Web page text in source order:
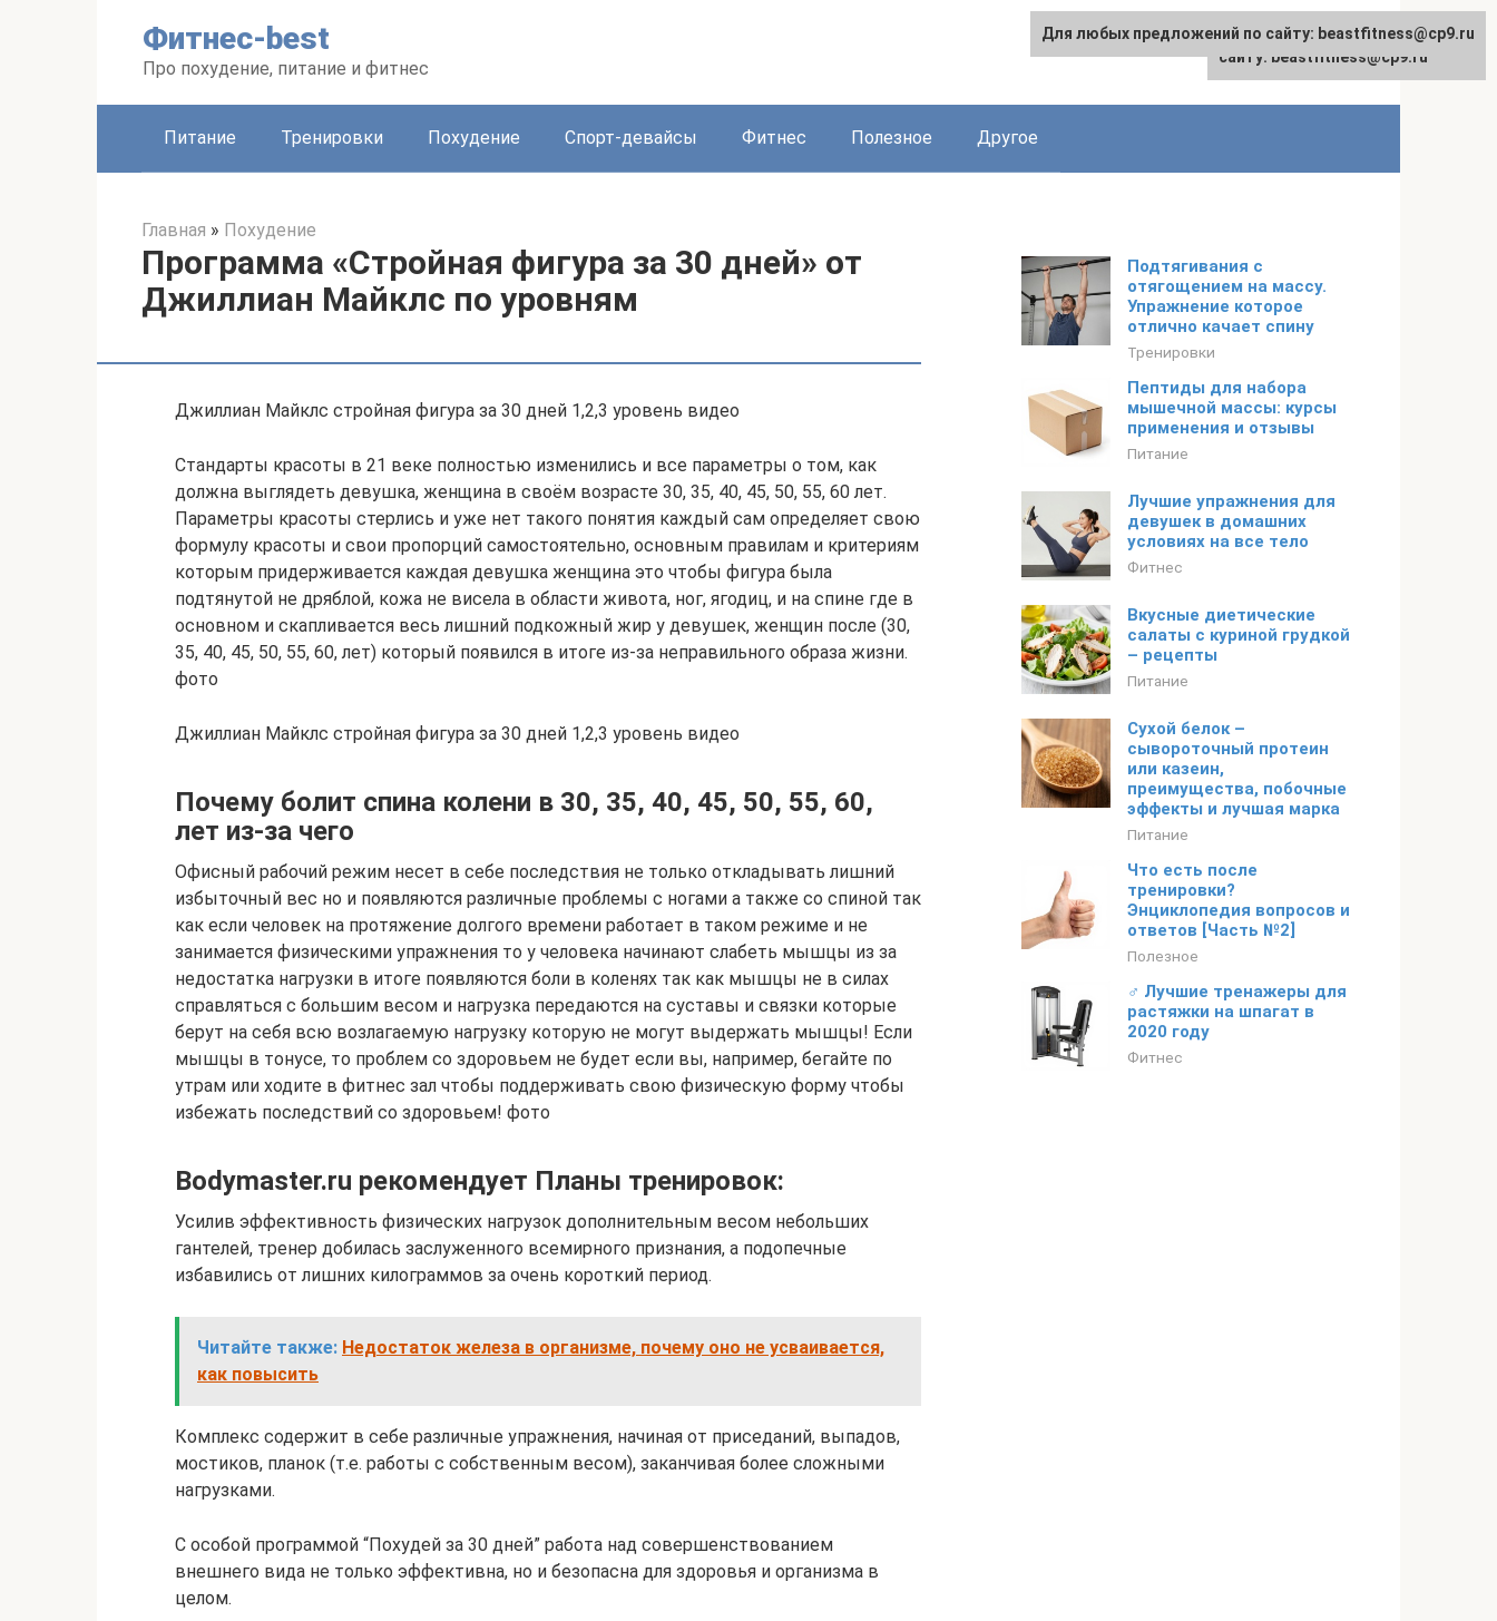
Фитнес-best
Про похудение, питание и фитнес
Питание Тренировки Похудение Спорт-девайсы Фитнес Полезное Другое
Главная » Похудение
Программа «Стройная фигура за 30 дней» от
Джиллиан Майклс по уровням
Джиллиан Майклс стройная фигура за 30 дней 1,2,3 уровень видео
Стандарты красоты в 21 веке полностью изменились и все параметры о том, как
должна выглядеть девушка, женщина в своём возрасте 30, 35, 40, 45, 50, 55, 60 лет.
Параметры красоты стерлись и уже нет такого понятия каждый сам определяет свою
формулу красоты и свои пропорций самостоятельно, основным правилам и критериям
которым придерживается каждая девушка женщина это чтобы фигура была
подтянутой не дряблой, кожа не висела в области живота, ног, ягодиц, и на спине где в
основном и скапливается весь лишний подкожный жир у девушек, женщин после (30,
35, 40, 45, 50, 55, 60, лет) который появился в итоге из-за неправильного образа жизни.
фото
Джиллиан Майклс стройная фигура за 30 дней 1,2,3 уровень видео
Почему болит спина колени в 30, 35, 40, 45, 50, 55, 60,
лет из-за чего
Офисный рабочий режим несет в себе последствия не только откладывать лишний
избыточный вес но и появляются различные проблемы с ногами а также со спиной так
как если человек на протяжение долгого времени работает в таком режиме и не
занимается физическими упражнения то у человека начинают слабеть мышцы из за
недостатка нагрузки в итоге появляются боли в коленях так как мышцы не в силах
справляться с большим весом и нагрузка передаются на суставы и связки которые
берут на себя всю возлагаемую нагрузку которую не могут выдержать мышцы! Если
мышцы в тонусе, то проблем со здоровьем не будет если вы, например, бегайте по
утрам или ходите в фитнес зал чтобы поддерживать свою физическую форму чтобы
избежать последствий со здоровьем! фото
Bodymaster.ru рекомендует Планы тренировок:
Усилив эффективность физических нагрузок дополнительным весом небольших
гантелей, тренер добилась заслуженного всемирного признания, а подопечные
избавились от лишних килограммов за очень короткий период.
Читайте также: Недостаток железа в организме, почему оно не усваивается,
как повысить
Комплекс содержит в себе различные упражнения, начиная от приседаний, выпадов,
мостиков, планок (т.е. работы с собственным весом), заканчивая более сложными
нагрузками.
С особой программой “Похудей за 30 дней” работа над совершенствованием
внешнего вида не только эффективна, но и безопасна для здоровья и организма в
целом.
Подтягивания с
отягощением на массу.
Упражнение которое
отлично качает спину
Тренировки
Пептиды для набора
мышечной массы: курсы
применения и отзывы
Питание
Лучшие упражнения для
девушек в домашних
условиях на все тело
Фитнес
Вкусные диетические
салаты с куриной грудкой
– рецепты
Питание
Сухой белок –
сывороточный протеин
или казеин,
преимущества, побочные
эффекты и лучшая марка
Питание
Что есть после
тренировки?
Энциклопедия вопросов и
ответов [Часть №2]
Полезное
‍♂️ Лучшие тренажеры для
растяжки на шпагат в
2020 году
Фитнес
Для любых предложений по
сайту: beastfitness@cp9.ru
Для любых предложений по сайту: beastfitness@cp9.ru